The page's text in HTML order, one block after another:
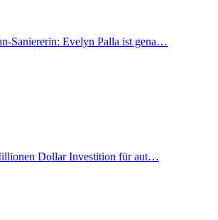
Saniererin: Evelyn Palla ist gena…
Dollar Investition für aut…